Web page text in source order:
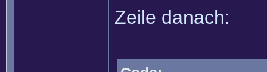
Zeile danach: